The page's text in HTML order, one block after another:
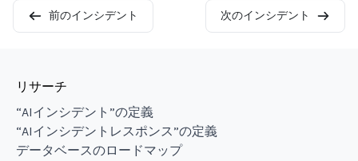
前のインシデント 次のインシデント
リサーチ
“AIインシデント”の定義
“AIインシデントレスポンス”の定義
データベースのロードマップ